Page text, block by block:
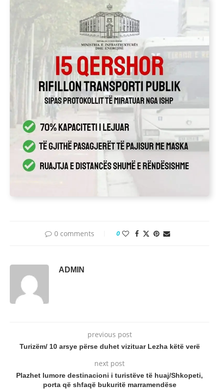
0 comments 0
ADMIN
previous post
Turizëm/ 10 arsye përse duhet vizituar Lezha këtë verë
next post
Plazhet lumore destinacioni i turistëve të huaj/Shkopeti,
porta që shfaqë bukuritë marramendëse